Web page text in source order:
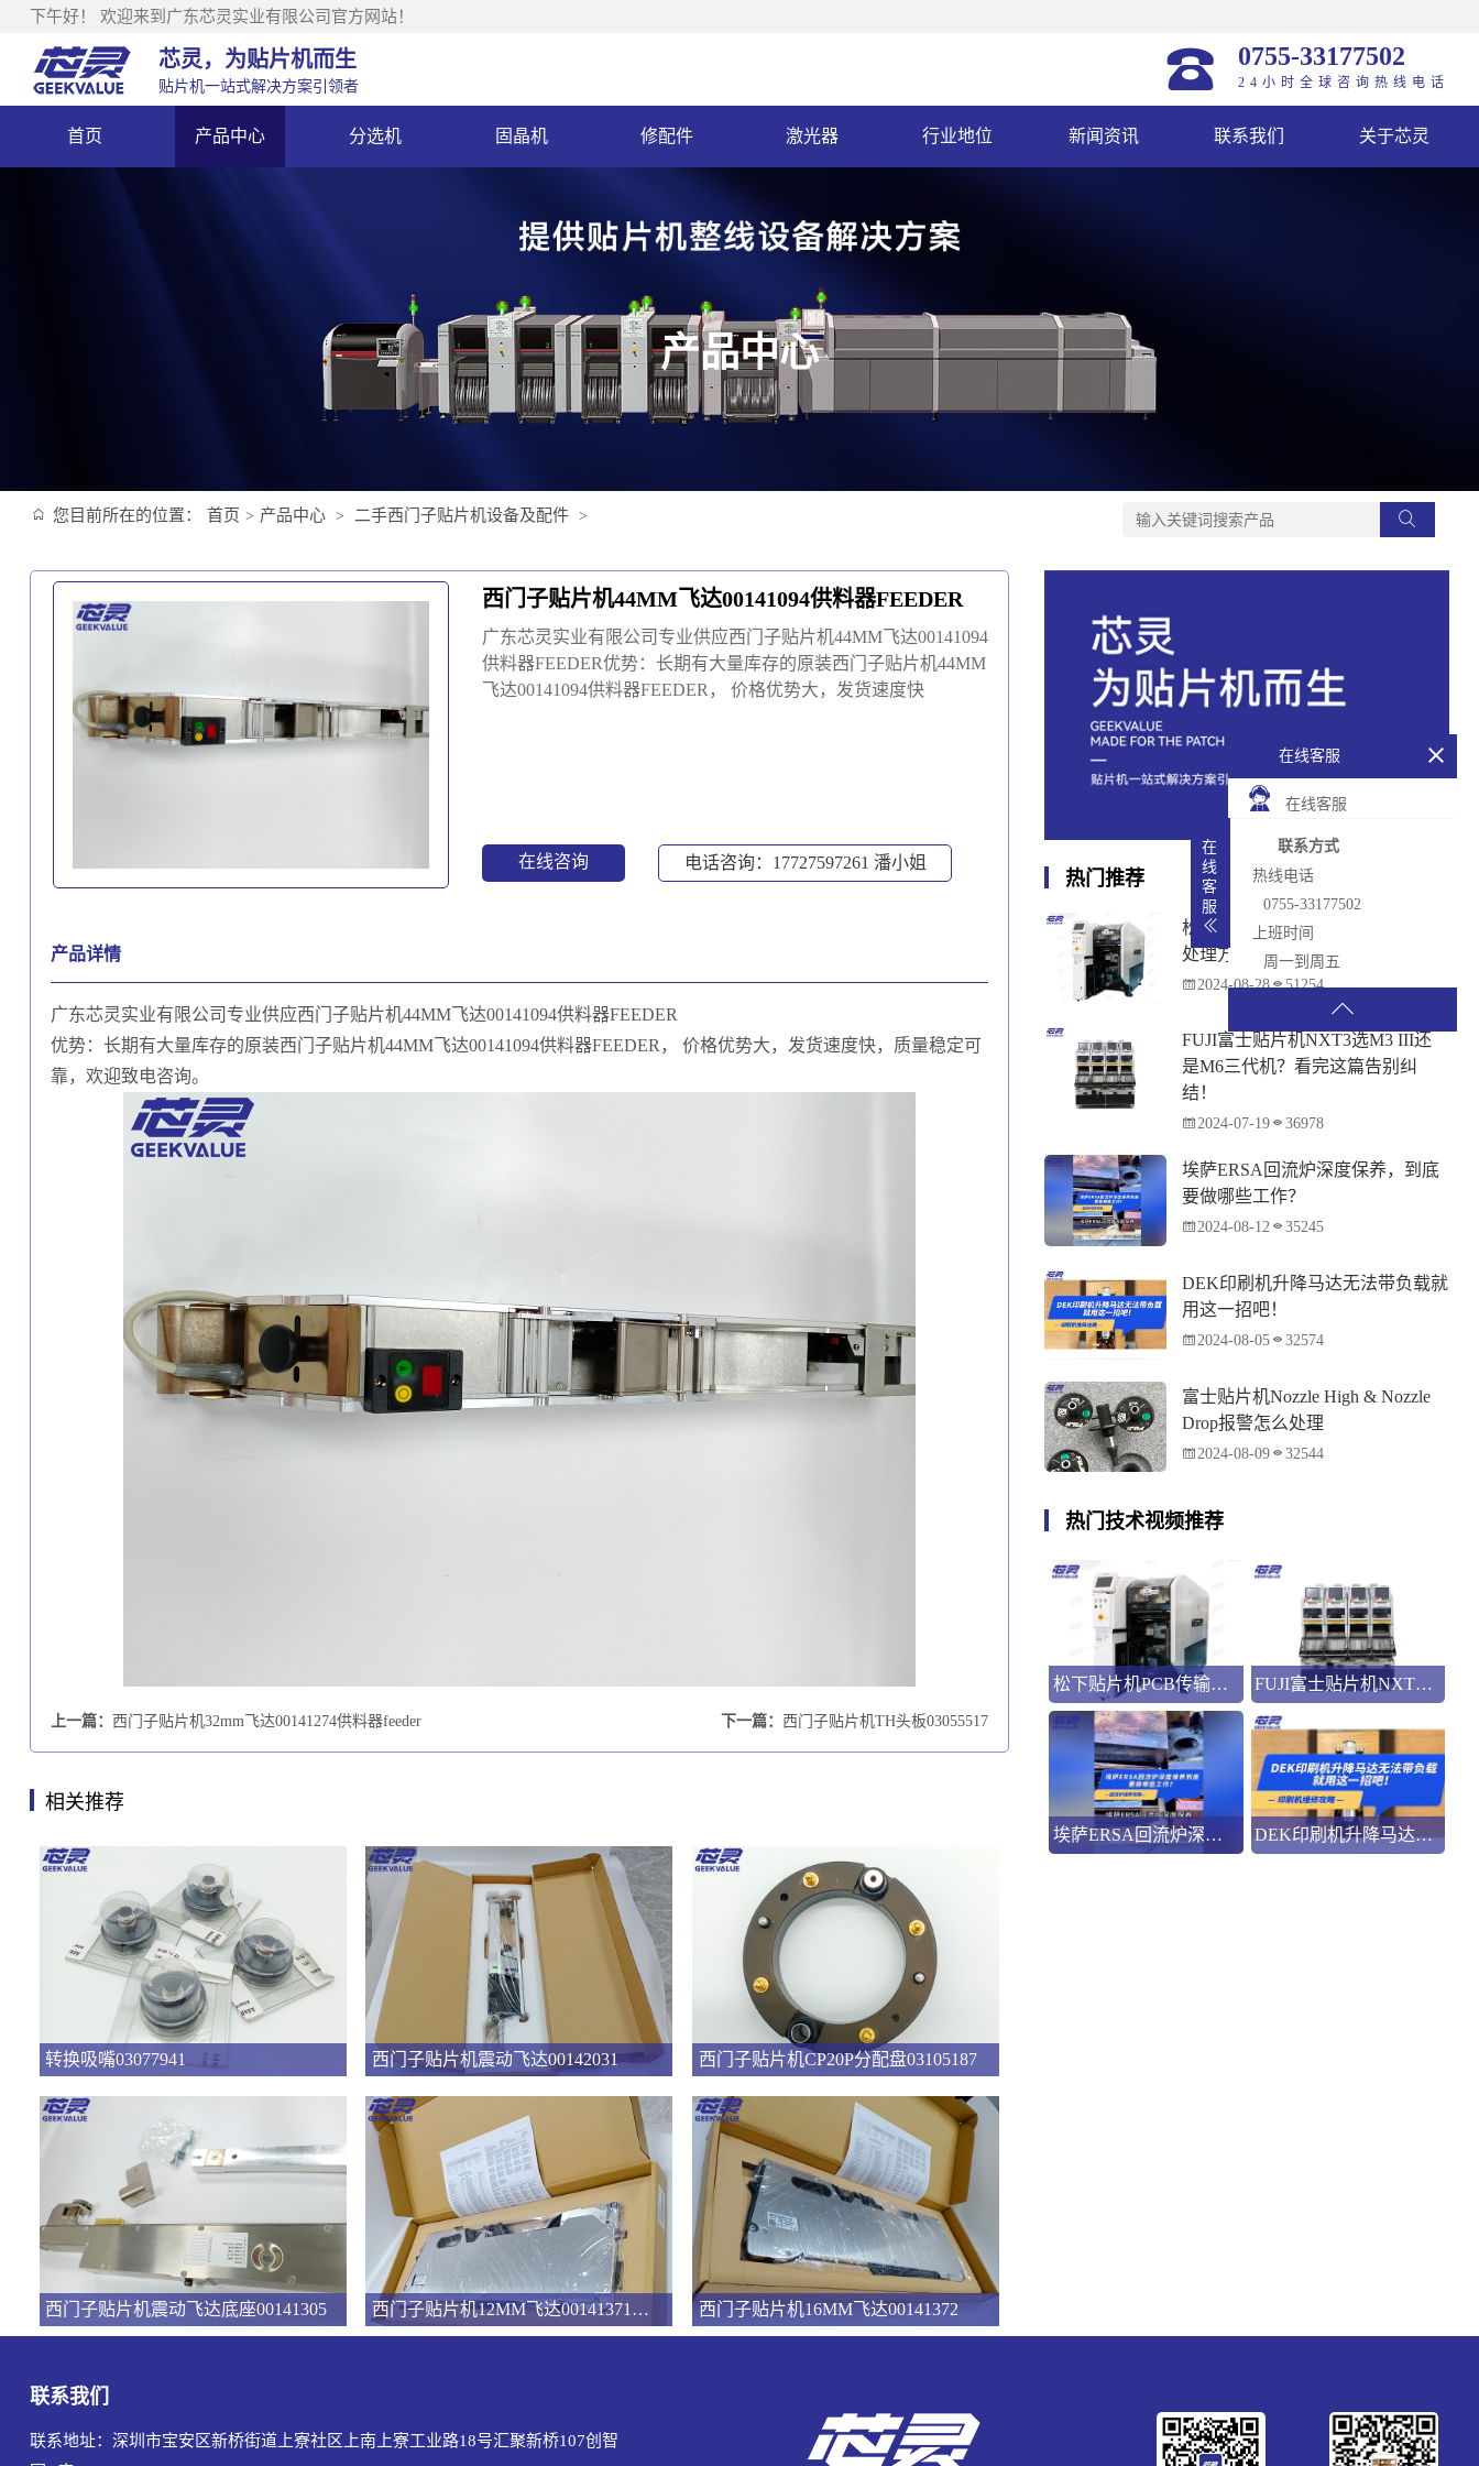
下午好！ 欢迎来到广东芯灵实业有限公司官方网站！
芯灵，为贴片机而生
贴片机一站式解决方案引领者
0755-33177502
24小时全球咨询热线电话
首页 产品中心 分选机 固晶机 修配件 激光器 行业地位 新闻资讯 联系我们 关于芯灵
产品中心
您目前所在的位置： 首页 > 产品中心 > 二手西门子贴片机设备及配件 >
西门子贴片机44MM飞达00141094供料器FEEDER
广东芯灵实业有限公司专业供应西门子贴片机44MM飞达00141094
供料器FEEDER优势：长期有大量库存的原装西门子贴片机44MM
飞达00141094供料器FEEDER， 价格优势大，发货速度快
在线咨询 电话咨询：17727597261 潘小姐
产品详情
广东芯灵实业有限公司专业供应西门子贴片机44MM飞达00141094供料器FEEDER
优势：长期有大量库存的原装西门子贴片机44MM飞达00141094供料器FEEDER， 价格优势大，发货速度快，质量稳定可
靠，欢迎致电咨询。
上一篇： 西门子贴片机32mm飞达00141274供料器feeder 下一篇： 西门子贴片机TH头板03055517
相关推荐
转换吸嘴03077941 西门子贴片机震动飞达00142031 西门子贴片机CP20P分配盘03105187
西门子贴片机震动飞达底座00141305 西门子贴片机12MM飞达00141371供料器FEEDER 西门子贴片机16MM飞达00141372
热门推荐
松下贴片机PCB传输不畅的原因与
处理方法
2024-08-28 51254
FUJI富士贴片机NXT3选M3 III还
是M6三代机？看完这篇告别纠
结！
2024-07-19 36978
埃萨ERSA回流炉深度保养，到底
要做哪些工作？
2024-08-12 35245
DEK印刷机升降马达无法带负载就
用这一招吧！
2024-08-05 32574
富士贴片机Nozzle High & Nozzle
Drop报警怎么处理
2024-08-09 32544
热门技术视频推荐
松下贴片机PCB传输不畅的原因与处理方法 FUJI富士贴片机NXT3选M3 III还是M6三代机？看完这篇告别纠结！
埃萨ERSA回流炉深度保养，到底要做哪些工作？ DEK印刷机升降马达无法带负载就用这一招吧！
联系我们
联系地址：深圳市宝安区新桥街道上寮社区上南上寮工业路18号汇聚新桥107创智
在线客服
在线客服
联系方式
热线电话
0755-33177502
上班时间
周一到周五
在
线
客
服